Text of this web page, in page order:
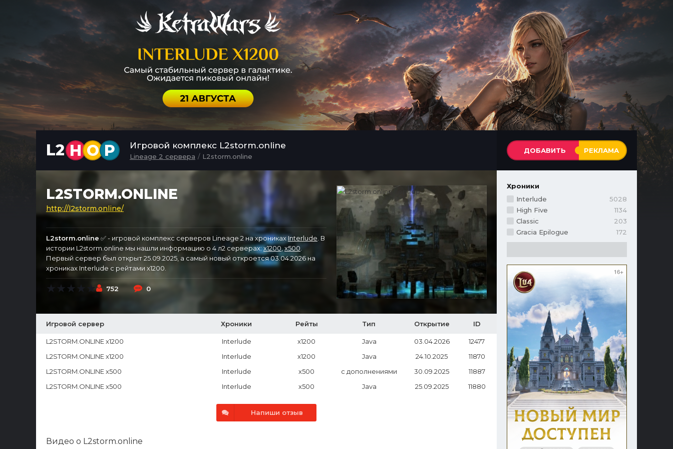
L2 H O P Игровой комплекс L2storm.online
Lineage 2 сервера L2storm.online
ДОБАВИТЬ РЕКЛАМА
L2STORM.ONLINE
http://l2storm.online/
L2storm.online ✅ - игровой комплекс серверов Lineage 2 на хроникахInterlude . В
истории L2storm.online мы нашли информацию о 4 л2 серверах:x1200,x500
Первый сервер был открыт 25.09.2025, а самый новый откроется 03.04.2026 на
хрониках Interlude с рейтами x1200.
752 0
Игровой сервер Хроники Рейты Тип Открытие ID
L2STORM.ONLINE x1200 Interlude x1200 Java 03.04.2026
12477
L2STORM.ONLINE x1200
Interlude x1200 Java 24.10.2025
11870
L2STORM.ONLINE x500
Interlude x500 с дополнениями 30.09.2025
11887
L2STORM.ONLINE x500
Interlude x500 Java 25.09.2025 11880
Напиши отзыв
Видео о L2storm.online
Хроники
Interlude
5028
High Five
1134
Classic
203
Gracia Epilogue
172